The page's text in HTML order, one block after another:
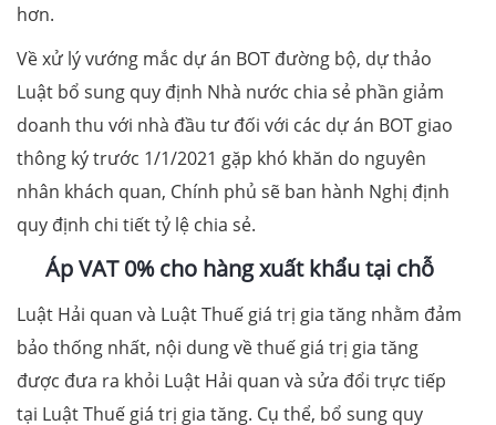
hơn.
Về xử lý vướng mắc dự án BOT đường bộ, dự thảo
Luật bổ sung quy định Nhà nước chia sẻ phần giảm
doanh thu với nhà đầu tư đối với các dự án BOT giao
thông ký trước 1/1/2021 gặp khó khăn do nguyên
nhân khách quan, Chính phủ sẽ ban hành Nghị định
quy định chi tiết tỷ lệ chia sẻ.
Áp VAT 0% cho hàng xuất khẩu tại chỗ
Luật Hải quan và Luật Thuế giá trị gia tăng nhằm đảm
bảo thống nhất, nội dung về thuế giá trị gia tăng
được đưa ra khỏi Luật Hải quan và sửa đổi trực tiếp
tại Luật Thuế giá trị gia tăng. Cụ thể, bổ sung quy